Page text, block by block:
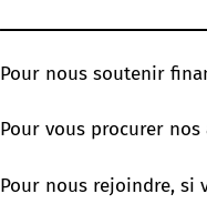
Pour nous soutenir
Pour vous procurer
Pour nous rejoindre, si